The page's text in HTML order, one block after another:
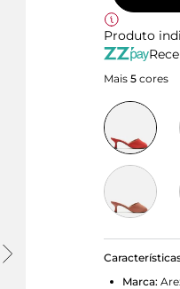
Produto
Mais 5 cores
Marca: